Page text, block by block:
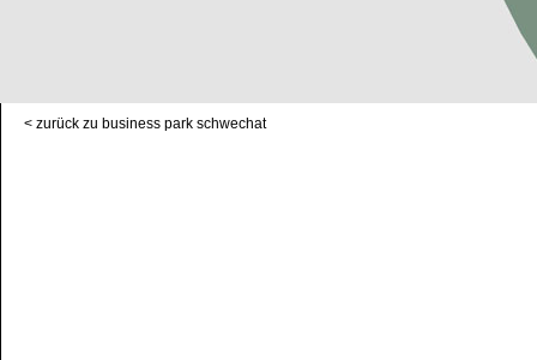
< zurück zu business park schwechat